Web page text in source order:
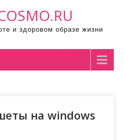
и здоровом образе жизни
на windows